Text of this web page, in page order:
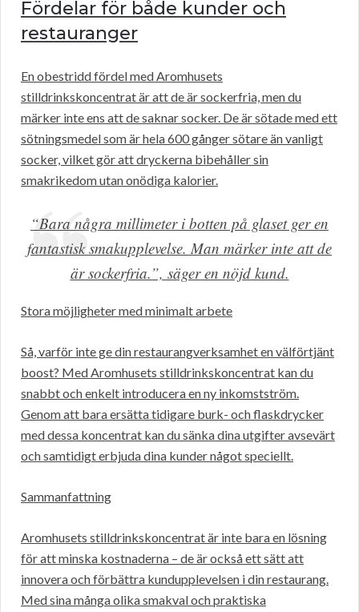
Fördelar för både kunder och
restauranger
En obestridd fördel med Aromhusets
stilldrinkskoncentrat är att de är sockerfria, men du
märker inte ens att de saknar socker. De är sötade med ett
sötningsmedel som är hela 600 gånger sötare än vanligt
socker, vilket gör att dryckerna bibehåller sin
smakrikedom utan onödiga kalorier.
“Bara några millimeter i botten på glaset ger en
fantastisk smakupplevelse. Man märker inte att de
är sockerfria.”, säger en nöjd kund.
Stora möjligheter med minimalt arbete
Så, varför inte ge din restaurangverksamhet en välförtjänt
boost? Med Aromhusets stilldrinkskoncentrat kan du
snabbt och enkelt introducera en ny inkomstström.
Genom att bara ersätta tidigare burk- och flaskdrycker
med dessa koncentrat kan du sänka dina utgifter avsevärt
och samtidigt erbjuda dina kunder något speciellt.
Sammanfattning
Aromhusets stilldrinkskoncentrat är inte bara en lösning
för att minska kostnaderna – de är också ett sätt att
innovera och förbättra kundupplevelsen i din restaurang.
Med sina många olika smakval och praktiska